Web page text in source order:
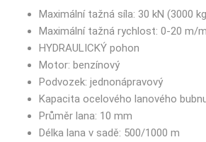
Maximální tažná síla: 30 kN (3000
Maximální tažná rychlost: 0-20 m/
HYDRAULICKÝ pohon
Motor: benzínový
Podvozek: jednonápravový
Kapacita ocelového lanového
Průměr lana: 10 mm
Délka lana v sadě: 500/1000 m